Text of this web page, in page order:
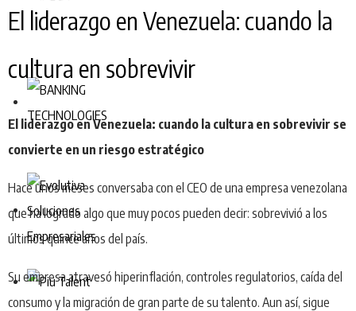
El liderazgo en Venezuela: cuando la
cultura en sobrevivir
El liderazgo en Venezuela: cuando la cultura en sobrevivir se
convierte en un riesgo estratégico
Hace unos meses conversaba con el CEO de una empresa venezolana
que ha logrado algo que muy pocos pueden decir: sobrevivió a los
últimos quince años del país.
Su empresa atravesó hiperinflación, controles regulatorios, caída del
consumo y la migración de gran parte de su talento. Aun así, sigue